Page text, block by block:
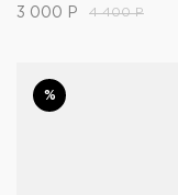
3 000 Р 4 400Р
%